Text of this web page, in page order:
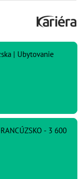
| Ubytovanie
- 3 600